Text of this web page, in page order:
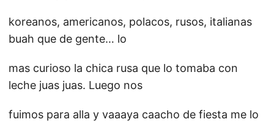
koreanos, americanos, polacos, rusos, italianas
buah que de gente… lo
mas curioso la chica rusa que lo tomaba con
leche juas juas. Luego nos
fuimos para alla y vaaaya caacho de fiesta me lo